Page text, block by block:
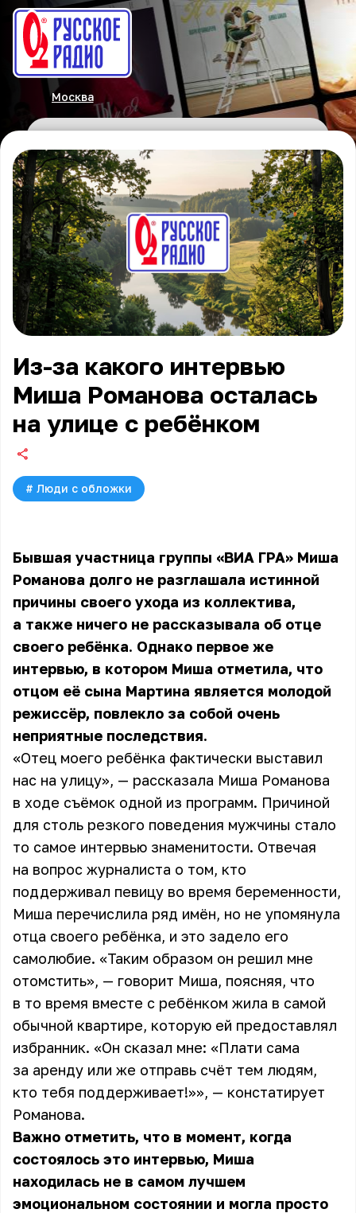
Москва
Из-за какого интервью
Миша Романова осталась
на улице с ребёнком
# Люди с обложки
Бывшая участница группы «ВИА ГРА» Миша
Романова долго не разглашала истинной
причины своего ухода из коллектива,
а также ничего не рассказывала об отце
своего ребёнка. Однако первое же
интервью, в котором Миша отметила, что
отцом её сына Мартина является молодой
режиссёр, повлекло за собой очень
неприятные последствия.
«Отец моего ребёнка фактически выставил
нас на улицу», — рассказала Миша Романова
в ходе съёмок одной из программ. Причиной
для столь резкого поведения мужчины стало
то самое интервью знаменитости. Отвечая
на вопрос журналиста о том, кто
поддерживал певицу во время беременности,
Миша перечислила ряд имён, но не упомянула
отца своего ребёнка, и это задело его
самолюбие. «Таким образом он решил мне
отомстить», — говорит Миша, поясняя, что
в то время вместе с ребёнком жила в самой
обычной квартире, которую ей предоставлял
избранник. «Он сказал мне: «Плати сама
за аренду или же отправь счёт тем людям,
кто тебя поддерживает!»», — констатирует
Романова.
Важно отметить, что в момент, когда
состоялось это интервью, Миша
находилась не в самом лучшем
эмоциональном состоянии и могла просто